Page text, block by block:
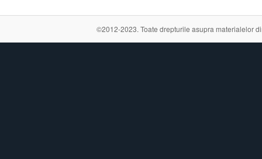
©2012-2023. Toate drepturile asupra materialelor